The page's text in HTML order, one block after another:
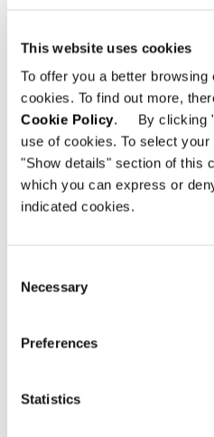
This website uses cookies
To offer you a better
cookies. To find out more,
Cookie Policy. By clicking
use of cookies. To select
"Show details" section of this
which you can express or
indicated cookies.
Selection
Necessary
Preferences
Statistics
che viene diffusa in
prestigiosi.
SHARE